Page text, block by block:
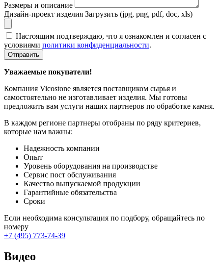
Размеры и описание
Дизайн-проект изделия Загрузить (jpg, png, pdf, doc, xls)
Настоящим подтверждаю, что я ознакомлен и согласен с
условиями политики конфиденциальности.
Отправить
Уважаемые покупатели!
Компания Vicostone является поставщиком сырья и
самостоятельно не изготавливает изделия. Мы готовы
предложить вам услуги наших партнеров по обработке камня.
В каждом регионе партнеры отобраны по ряду критериев,
которые нам важны:
Надежность компании
Опыт
Уровень оборудования на производстве
Сервис пост обслуживания
Качество выпускаемой продукции
Гарантийные обязательства
Сроки
Если необходима консультация по подбору, обращайтесь по
номеру
+7 (495) 773-74-39
Видео